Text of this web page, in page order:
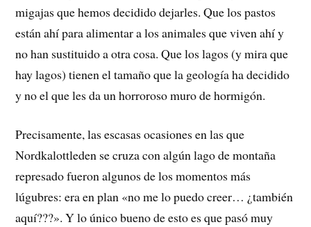
migajas que hemos decidido dejarles. Que los pastos
están ahí para alimentar a los animales que viven ahí y
no han sustituido a otra cosa. Que los lagos (y mira que
hay lagos) tienen el tamaño que la geología ha decidido
y no el que les da un horroroso muro de hormigón.
Precisamente, las escasas ocasiones en las que
Nordkalottleden se cruza con algún lago de montaña
represado fueron algunos de los momentos más
lúgubres: era en plan «no me lo puedo creer… ¿también
aquí???». Y lo único bueno de esto es que pasó muy